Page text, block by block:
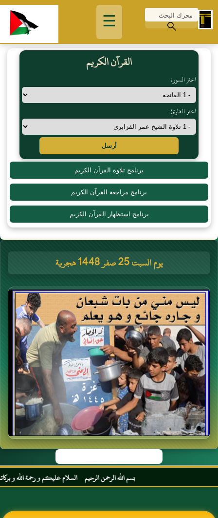
☰
القرآن الكريم
اختر السورة
اختر القارئ
أرسل
برنامج تلاوة القرآن الكريم
برنامج مراجعة القرآن الكريم
برنامج استظهار القرآن الكريم
يوم السبت 25 صفر 1448 هجرية
بسم الله الرحمن الرحيم السلام عليكم و رحمة الله و